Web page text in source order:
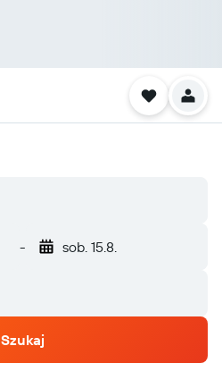
- sob. 15.8.
Szukaj